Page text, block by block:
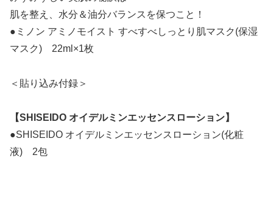
肌を整え、水分＆油分バランスを保つこと！
●ミノン アミノモイスト すべすべしっとり肌マスク(保湿
マスク) 22ml×1枚
＜貼り込み付録＞
【SHISEIDO オイデルミンエッセンスローション】
●SHISEIDO オイデルミンエッセンスローション(化粧
液) 2包